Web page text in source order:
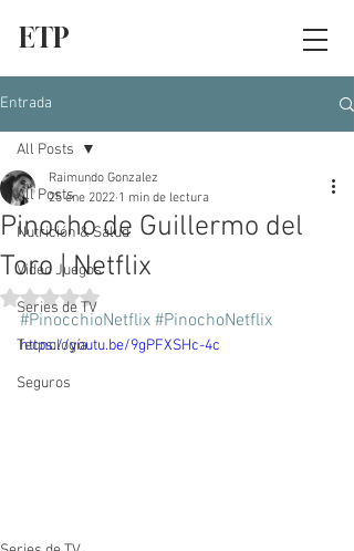
ETP
Entrada
All Posts
Nutrición & Salud
Video Juegos
Series de TV
Tecnología
Seguros
All Posts
Pinocho de Guillermo del
Toro | Netflix
Raimundo Gonzalez
25 ene 2022 1 min de lectura
Obtuvo NaN de 5 estrellas.
#PinocchioNetflix #PinochoNetflix
https://youtu.be/9gPFXSHc-4c